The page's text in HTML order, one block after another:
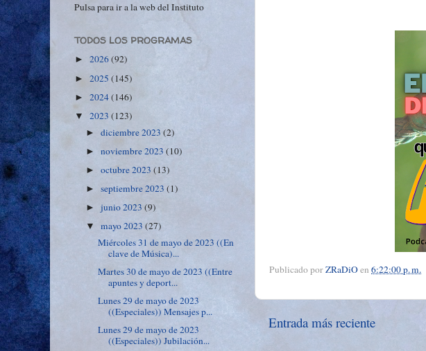
Publicado porZRaDiOen 6:22:00 p. m.
Entrada más reciente
Pulsa para ir a la web del Instituto
TODOS LOS PROGRAMAS
► 2026(92)
► 2025 (145)
► 2024(146)
▼ 2023 (123)
►diciembre 2023(2)
►noviembre 2023(10)
►octubre 2023(13)
►septiembre 2023(1)
►junio 2023(9)
▼mayo 2023(27)
Miércoles 31 de mayo de 2023 ((En
clave de Música)...
Martes 30 de mayo de 2023 ((Entre
apuntes y deport...
Lunes 29 de mayo de 2023
((Especiales)) Mensajes p...
Lunes 29 de mayo de 2023
((Especiales)) Jubilación...